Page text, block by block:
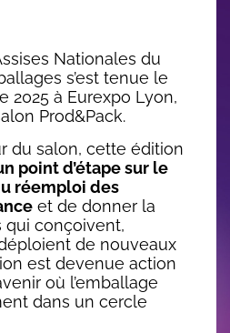
Nationales du
s’est tenue le
2025 à Eurexpo Lyon,
Prod&Pack.
du salon, cette édition
point d’étape sur le
réemploi des
et de donner la
qui conçoivent,
de nouveaux
est devenue action
où l’emballage
dans un cercle